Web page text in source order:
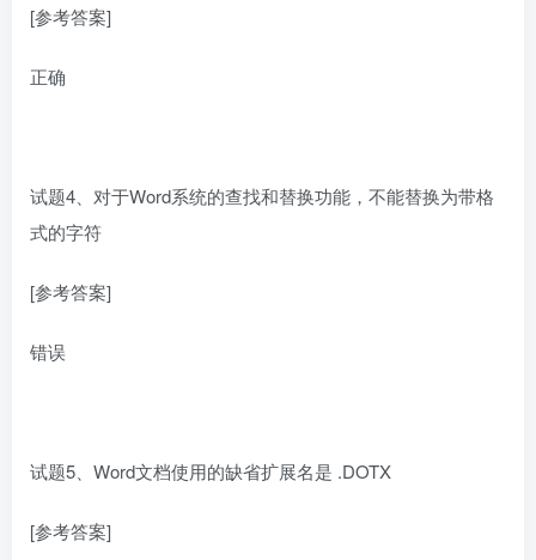
[参考答案]
正确
试题4、对于Word系统的查找和替换功能，不能替换为带格
式的字符
[参考答案]
错误
试题5、Word文档使用的缺省扩展名是 .DOTX
[参考答案]